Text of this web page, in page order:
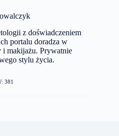
z doświadczeniem
portalu doradza w
i makijażu. Prywatnie
stylu życia.
381